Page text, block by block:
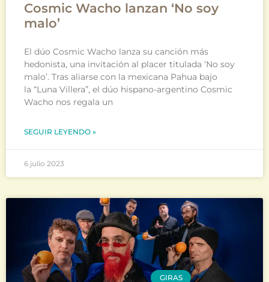
Cosmic Wacho lanzan ‘No soy
malo’
El dúo Cosmic Wacho lanza su canción más
hedonista, una invitación al placer titulada ‘No soy
malo’. Tras aliarse con la mexicana Pahua bajo
la “Luna Villera”, el dúo hispano-argentino Cosmic
Wacho nos regala un
SEGUIR LEYENDO »
6 julio 2023
GIRAS